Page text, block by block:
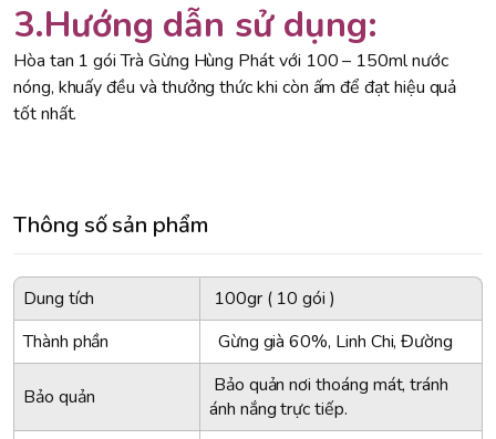
3.Hướng dẫn sử dụng:
Hòa tan 1 gói Trà Gừng Hùng Phát với 100 – 150ml nước
nóng, khuấy đều và thưởng thức khi còn ấm để đạt hiệu quả
tốt nhất.
Thông số sản phẩm
Dung tích
100gr ( 10 gói )
Thành phần
Gừng già 60%, Linh Chi, Đường
Bảo quản
Bảo quản nơi thoáng mát, tránh
ánh nắng trực tiếp.